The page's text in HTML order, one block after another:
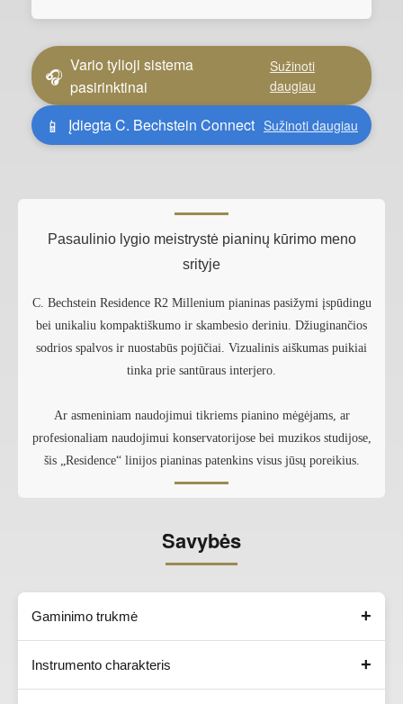
🎧 Vario tylioji sistema
pasirinktinai
Sužinoti
daugiau
📱 Įdiegta C. Bechstein Connect Sužinoti daugiau
Pasaulinio lygio meistrystė pianinų kūrimo meno
srityje
C. Bechstein Residence R2 Millenium pianinas pasižymi įspūdingu
bei unikaliu kompaktiškumo ir skambesio deriniu. Džiuginančios
sodrios spalvos ir nuostabūs pojūčiai. Vizualinis aiškumas puikiai
tinka prie santūraus interjero.
Ar asmeniniam naudojimui tikriems pianino mėgėjams, ar
profesionaliam naudojimui konservatorijose bei muzikos studijose,
šis „Residence“ linijos pianinas patenkins visus jūsų poreikius.
Savybės
Gaminimo trukmė
Instrumento charakteris